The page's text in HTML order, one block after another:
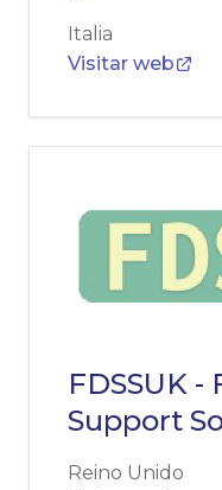
Italia
Visitar web
FDSSUK -
Support
Reino Unido